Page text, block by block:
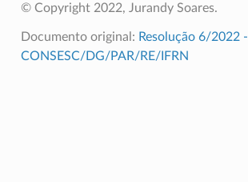
© Copyright 2022, Jurandy Soares.
Documento original: Resolução 6/2022 -
CONSESC/DG/PAR/RE/IFRN